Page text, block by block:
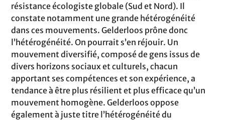
résistance écologiste globale (Sud et Nord). Il
constate notamment une grande hétérogénéité
dans ces mouvements. Gelderloos prône donc
l’hétérogénéité. On pourrait s’en réjouir. Un
mouvement diversifié, composé de gens issus de
divers horizons sociaux et culturels, chacun
apportant ses compétences et son expérience, a
tendance à être plus résilient et plus efficace qu’un
mouvement homogène. Gelderloos oppose
également à juste titre l’hétérogénéité du